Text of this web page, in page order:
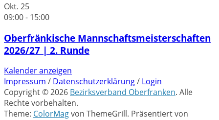
Okt. 25
09:00- 15:00
Oberfränkische Mannschaftsmeisterschaften
2026/27 | 2. Runde
Kalender anzeigen
Impressum / Datenschutzerklärung/ Login
Copyright © 2026 Bezirksverband Oberfranken. Alle
Rechte vorbehalten.
Theme: ColorMagvon ThemeGrill. Präsentiert von